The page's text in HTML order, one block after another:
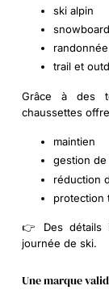
ski alpin
snowboard
randonnée
trail et
Grâce à des
chaussettes
maintien
gestion de
réduction
protection
👉 Des détails
journée de ski.
Une marque